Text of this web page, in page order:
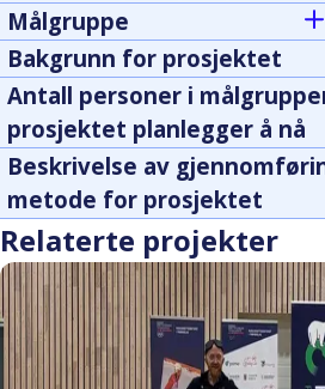
Målgruppe
Bakgrunn for prosjektet
Antall personer i
prosjektet planlegger å nå
Beskrivelse av
metode for prosjektet
Relaterte projekter